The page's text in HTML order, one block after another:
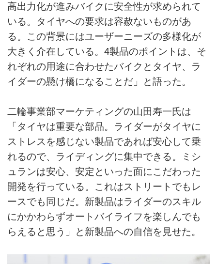
高出力化が進みバイクに安全性が求められて
いる。タイヤへの要求は容赦ないものがあ
る。この背景にはユーザーニーズの多様化が
大きく介在している。4製品のポイントは、そ
れぞれの用途に合わせたバイクとタイヤ、ラ
イダーの懸け橋になることだ」と語った。
二輪事業部マーケティングの山田寿一氏は
「タイヤは重要な部品。ライダーがタイヤに
ストレスを感じない製品であれば安心して乗
れるので、ライディングに集中できる。ミシ
ュランは安心、安定といった面にこだわった
開発を行っている。これはストリートでもレ
ースでも同じだ。新製品はライダーのスキル
にかかわらずオートバイライフを楽しんでも
らえると思う」と新製品への自信を見せた。